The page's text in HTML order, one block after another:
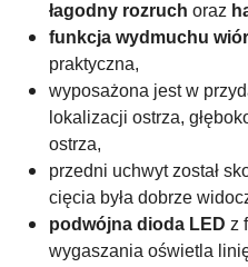
łagodny rozruch oraz
funkcja wydmuchu
praktyczna,
wyposażona jest w
lokalizacji ostrza,
ostrza,
przedni uchwyt został
cięcia była dobrze
podwójna dioda LED z
wygaszania oświetla